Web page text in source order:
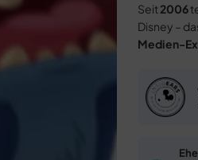
Seit 2006
Disney –
Medien-